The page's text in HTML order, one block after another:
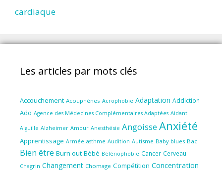
cardiaque
Les articles par mots clés
Accouchement Acouphènes Acrophobie Adaptation Addiction
Ado Agence des Médecines Complémentaires Adaptées Aidant
Aiguille Alzheimer Amour Anesthésie Angoisse Anxiété
Apprentissage Armée asthme Audition Autisme Baby blues Bac
Bien être Burn out Bébé Bélénophobie Cancer Cerveau
Chagrin Changement Chomage Compétition Concentration